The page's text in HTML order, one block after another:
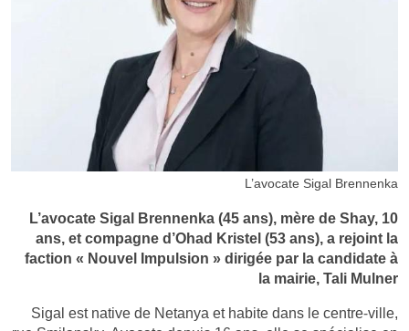
L’avocate Sigal Brennenka
L’avocate Sigal Brennenka (45 ans), mère de Shay, 10
ans, et compagne d’Ohad Kristel (53 ans), a rejoint la
faction « Nouvel Impulsion » dirigée par la candidate à
la mairie, Tali Mulner
Sigal est native de Netanya et habite dans le centre-ville,